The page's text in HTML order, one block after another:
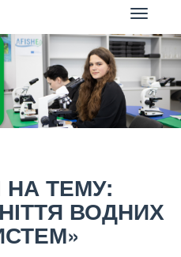
Toggle
НА ТЕМУ:
ВОДНИХ